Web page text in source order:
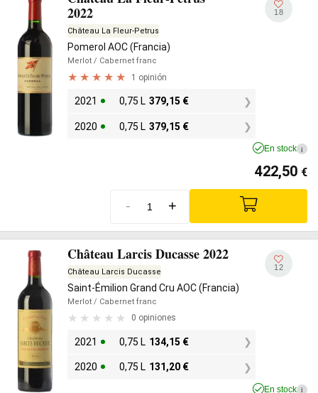
2022
Château La Fleur-Petrus
Pomerol AOC (Francia)
Merlot / Cabernet franc
1 opinión
2021 0,75 L 379,15 €
2020 0,75 L 379,15 €
18
En stock i
422,50 €
- +
Château Larcis Ducasse 2022
Château Larcis Ducasse
Saint-Émilion Grand Cru AOC (Francia)
Merlot / Cabernet franc
0 opiniones
2021 0,75 L 134,15 €
2020 0,75 L 131,20 €
12
En stock i